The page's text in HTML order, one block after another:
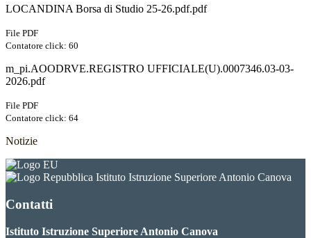
LOCANDINA Borsa di Studio 25-26.pdf.pdf
File PDF
Contatore click: 60
m_pi.AOODRVE.REGISTRO UFFICIALE(U).0007346.03-03-
2026.pdf
File PDF
Contatore click: 64
Notizie
Istituto Istruzione Superiore Antonio Canova
Contatti
Istituto Istruzione Superiore Antonio Canova